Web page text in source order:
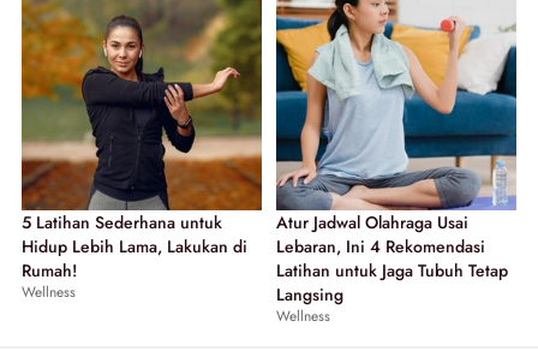
5 Latihan Sederhana untuk
Hidup Lebih Lama, Lakukan di
Rumah!
Wellness
Atur Jadwal Olahraga Usai
Lebaran, Ini 4 Rekomendasi
Latihan untuk Jaga Tubuh Tetap
Langsing
Wellness